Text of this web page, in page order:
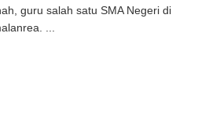
guru salah satu SMA Negeri di
...